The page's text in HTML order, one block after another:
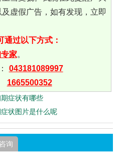
虚假广告，如有发现，立即
通过以下方式：
家。
043181089997
1665500352
症状有哪些
状图片是什么呢
询